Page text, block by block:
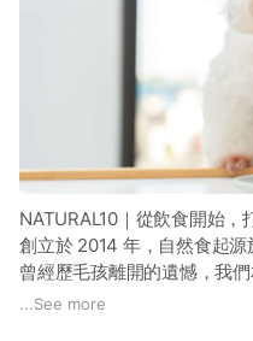
NATURAL10｜從飲食開始，
創立於 2014 年，自然食起
曾經歷毛孩離開的遺憾，我
快樂且有尊嚴的生活。
...See more